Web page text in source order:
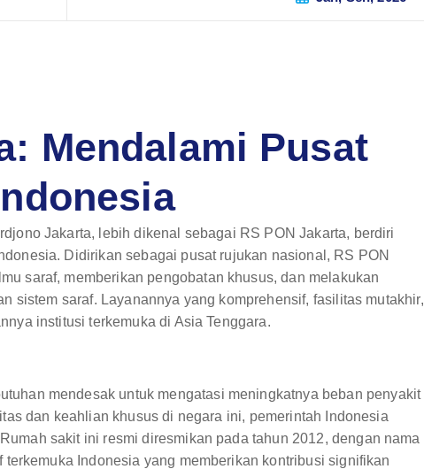
Mendalami Pusat
Jakarta, lebih dikenal sebagai RS PON Jakarta, berdiri
Didirikan sebagai pusat rujukan nasional, RS PON
saraf, memberikan pengobatan khusus, dan melakukan
sistem saraf. Layanannya yang komprehensif, fasilitas mutakhir,
institusi terkemuka di Asia Tenggara.
mendesak untuk mengatasi meningkatnya beban penyakit
dan keahlian khusus di negara ini, pemerintah Indonesia
sakit ini resmi diresmikan pada tahun 2012, dengan nama
terkemuka Indonesia yang memberikan kontribusi signifikan